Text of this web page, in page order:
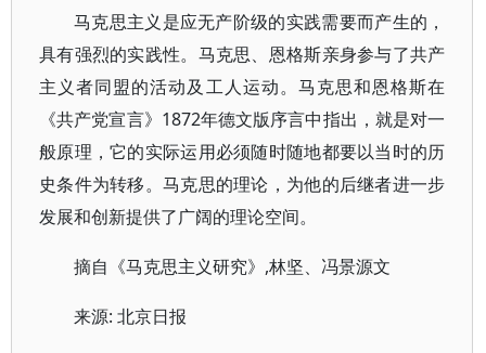
马克思主义是应无产阶级的实践需要而产生的，
具有强烈的实践性。马克思、恩格斯亲身参与了共产
主义者同盟的活动及工人运动。马克思和恩格斯在
《共产党宣言》1872年德文版序言中指出，就是对一
般原理，它的实际运用必须随时随地都要以当时的历
史条件为转移。马克思的理论，为他的后继者进一步
发展和创新提供了广阔的理论空间。
摘自《马克思主义研究》,林坚、冯景源文
来源: 北京日报